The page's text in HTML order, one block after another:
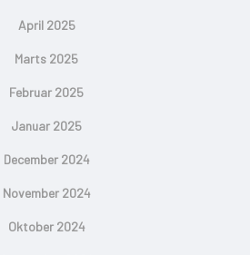
April 2025
Marts 2025
Februar 2025
Januar 2025
December 2024
November 2024
Oktober 2024